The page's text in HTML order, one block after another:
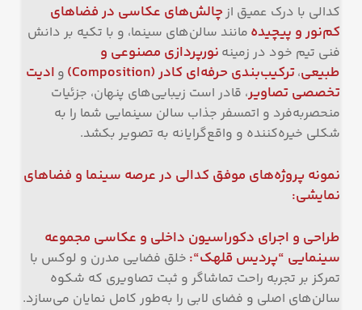
کدالی با درک عمیق ازچالش‌های عکاسی در فضاهای
کم‌نور و پیچیده مانند سالن‌های سینما، و با تکیه بر دانش
فنی تیم خود در زمینه نورپردازی مصنوعی و
طبیعی،ترکیب‌بندی حرفه‌ای کادر(Composition) و ادیت
تخصصی تصاویر، قادر است زیبایی‌های پنهان، جزئیات
منحصربه‌فرد و اتمسفر جذاب سالن سینمایی شما را به
شکلی خیره‌کننده و واقع‌گرایانه به تصویر بکشد.
نمونه پروژه‌های موفق کدالی در عرصه سینما و فضاهای
نمایشی:
طراحی و اجرای دکوراسیون داخلی و عکاسی مجموعه
سینمایی “پردیس قلهک“: خلق فضایی مدرن و لوکس با
تمرکز بر تجربه راحت تماشاگر و ثبت تصاویری که شکوه
سالن‌های اصلی و فضای لابی را به‌طور کامل نمایان می‌سازد.